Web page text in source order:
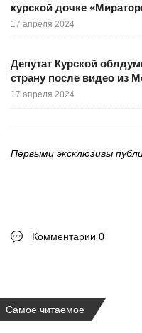
курской дочке
17 апреля 2024
Депутат Курской
страну после видео из
17 апреля 2024
Первыми эксклюзивы
Комментарии 0
Самое читаемое